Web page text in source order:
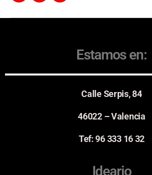
Estamos en:
Calle Serpis, 84
46022 – Valencia
Tef: 96 333 16 32
Ideario